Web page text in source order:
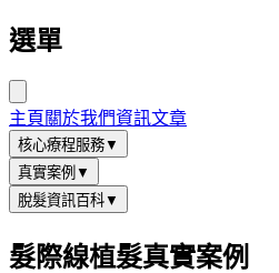
選單
主頁 關於我們資訊文章
核心療程服務▼
真實案例 ▼
脫髮資訊百科▼
髮際線植髮真實案例